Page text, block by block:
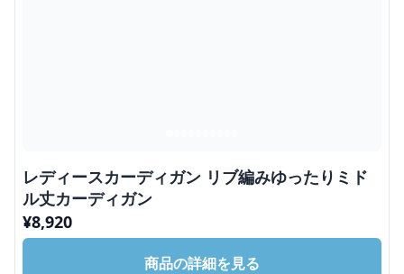
レディースカーディガン リブ編みゆったりミド
ル丈カーディガン
¥8,920
商品の詳細を見る